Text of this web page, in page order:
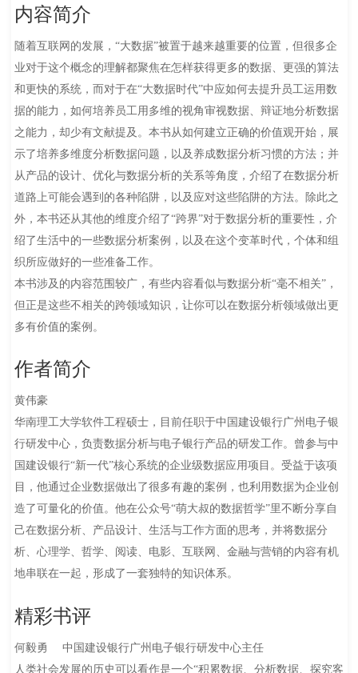
内容简介
随着互联网的发展，“大数据”被置于越来越重要的位置，但很多企
业对于这个概念的理解都聚焦在怎样获得更多的数据、更强的算法
和更快的系统，而对于在“大数据时代”中应如何去提升员工运用数
据的能力，如何培养员工用多维的视角审视数据、辩证地分析数据
之能力，却少有文献提及。本书从如何建立正确的价值观开始，展
示了培养多维度分析数据问题，以及养成数据分析习惯的方法；并
从产品的设计、优化与数据分析的关系等角度，介绍了在数据分析
道路上可能会遇到的各种陷阱，以及应对这些陷阱的方法。除此之
外，本书还从其他的维度介绍了“跨界”对于数据分析的重要性，介
绍了生活中的一些数据分析案例，以及在这个变革时代，个体和组
织所应做好的一些准备工作。
本书涉及的内容范围较广，有些内容看似与数据分析“毫不相关”，
但正是这些不相关的跨领域知识，让你可以在数据分析领域做出更
多有价值的案例。
作者简介
黄伟豪
华南理工大学软件工程硕士，目前任职于中国建设银行广州电子银
行研发中心，负责数据分析与电子银行产品的研发工作。曾参与中
国建设银行“新一代”核心系统的企业级数据应用项目。受益于该项
目，他通过企业数据做出了很多有趣的案例，也利用数据为企业创
造了可量化的价值。他在公众号“萌大叔的数据哲学”里不断分享自
己在数据分析、产品设计、生活与工作方面的思考，并将数据分
析、心理学、哲学、阅读、电影、互联网、金融与营销的内容有机
地串联在一起，形成了一套独特的知识体系。
精彩书评
何毅勇 中国建设银行广州电子银行研发中心主任
人类社会发展的历史可以看作是一个“积累数据、分析数据、探究客